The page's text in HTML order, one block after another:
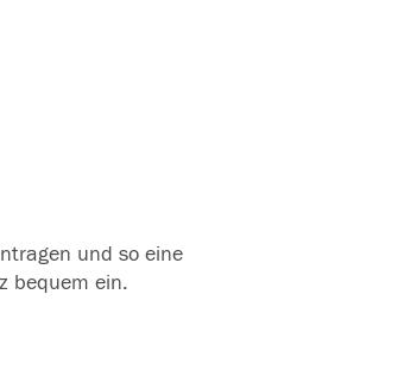
und so eine
bequem ein.